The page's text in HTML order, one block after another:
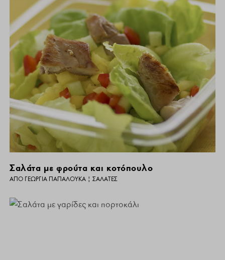
Σαλάτα με φρούτα και κοτόπουλο
ΑΠΌ ΓΕΩΡΓΊΑ ΠΑΠΑΛΟΥΚΆ |ΣΑΛΆΤΕΣ